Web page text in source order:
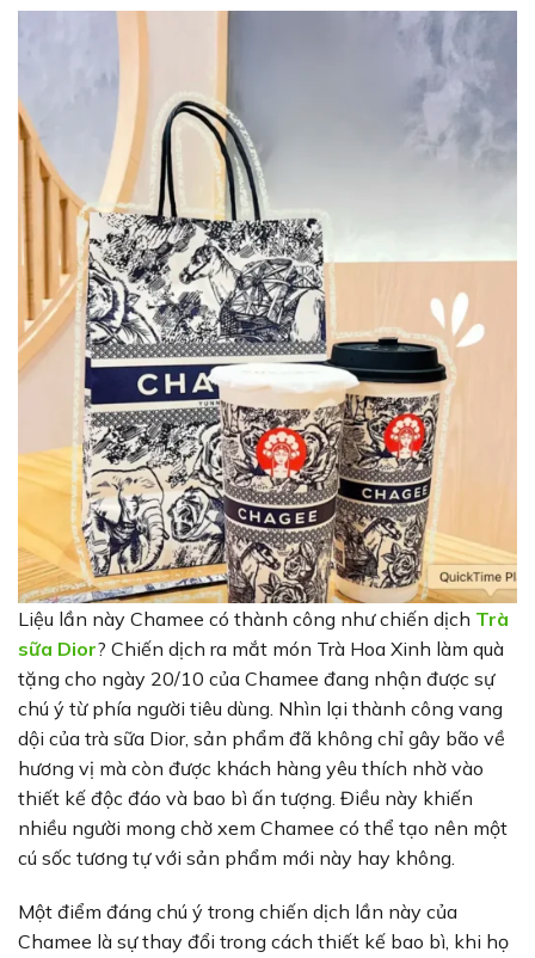
Liệu lần này Chamee có thành công như chiến dịch Trà
sữa Dior? Chiến dịch ra mắt món Trà Hoa Xinh làm quà
tặng cho ngày 20/10 của Chamee đang nhận được sự
chú ý từ phía người tiêu dùng. Nhìn lại thành công vang
dội của trà sữa Dior, sản phẩm đã không chỉ gây bão về
hương vị mà còn được khách hàng yêu thích nhờ vào
thiết kế độc đáo và bao bì ấn tượng. Điều này khiến
nhiều người mong chờ xem Chamee có thể tạo nên một
cú sốc tương tự với sản phẩm mới này hay không.
Một điểm đáng chú ý trong chiến dịch lần này của
Chamee là sự thay đổi trong cách thiết kế bao bì, khi họ